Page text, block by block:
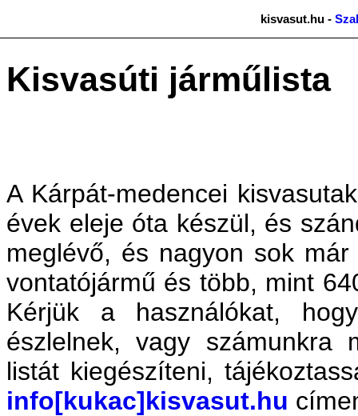
kisvasut.hu -
Kisvasúti járműlista
A Kárpát-medencei
évek eleje óta készül, és
meglévő, és nagyon sok
vontatójármű és több, mint
Kérjük a használókat,
észlelnek, vagy számunkra
listát kiegészíteni,
info[kukac]kisvasut.hu